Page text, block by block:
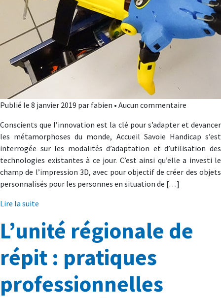
Publié le 8 janvier 2019 par fabien • Aucun commentaire
Conscients que l’innovation est la clé pour s’adapter et devancer
les métamorphoses du monde, Accueil Savoie Handicap s’est
interrogée sur les modalités d’adaptation et d’utilisation des
technologies existantes à ce jour. C’est ainsi qu’elle a investi le
champ de l’impression 3D, avec pour objectif de créer des objets
personnalisés pour les personnes en situation de […]
Lire la suite
L’unité régionale de
répit : pratiques
professionnelles